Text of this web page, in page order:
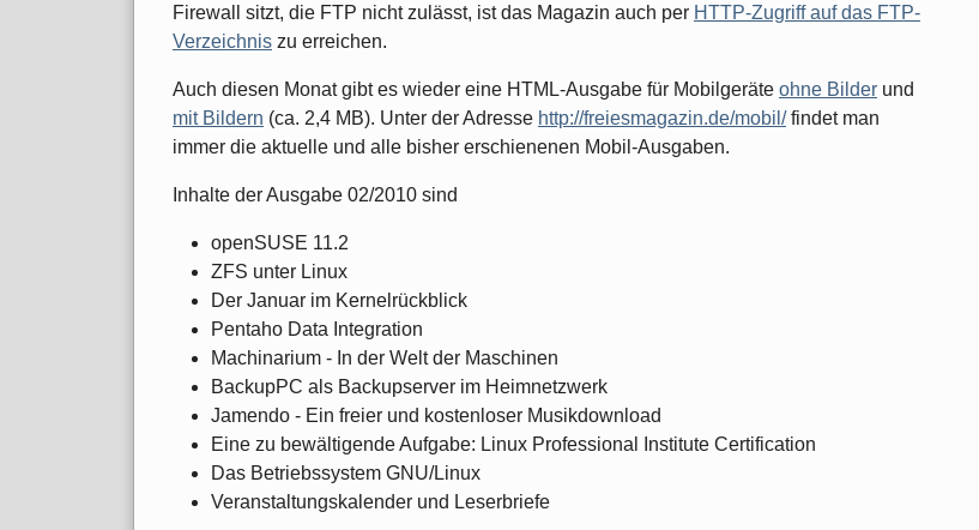
Firewall sitzt, die FTP nicht zulässt, ist das Magazin auch per HTTP-Zugriff auf das FTP-
Verzeichnis zu erreichen.
Auch diesen Monat gibt es wieder eine HTML-Ausgabe für Mobilgeräte ohne Bilder und
mit Bildern (ca. 2,4 MB). Unter der Adresse http://freiesmagazin.de/mobil/findet man
immer die aktuelle und alle bisher erschienenen Mobil-Ausgaben.
Inhalte der Ausgabe 02/2010 sind
openSUSE 11.2
ZFS unter Linux
Der Januar im Kernelrückblick
Pentaho Data Integration
Machinarium - In der Welt der Maschinen
BackupPC als Backupserver im Heimnetzwerk
Jamendo - Ein freier und kostenloser Musikdownload
Eine zu bewältigende Aufgabe: Linux Professional Institute Certification
Das Betriebssystem GNU/Linux
Veranstaltungskalender und Leserbriefe